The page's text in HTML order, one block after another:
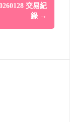
交易紀
錄 →